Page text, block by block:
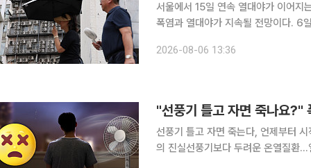
서울에서 15일 연속 열대야가 이어지
폭염과 열대야가 지속될 전망이다. 6일 기상청에 따르면 7일까지 서쪽 지역을 중심으로 매우 무더
밤사이 전국 대부분 지역의 최저기온
2026-08-06 13:36
"선풍기 틀고 자면 죽나요?"
선풍기 틀고 자면 죽는다, 언제부터
의 진실선풍기보다 두려운 온열질환…열사병 의심 증상과